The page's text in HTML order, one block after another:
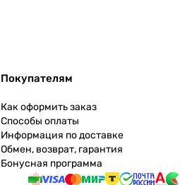
Покупателям
Как оформить заказ
Способы оплаты
Информация по доставке
Обмен, возврат, гарантия
Бонусная программа